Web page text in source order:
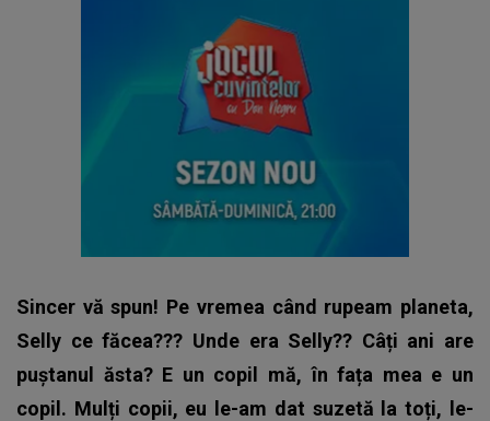
Sincer vă spun! Pe vremea când rupeam planeta,
Selly ce făcea??? Unde era Selly?? Câți ani are
puștanul ăsta? E un copil mă, în fața mea e un
copil. Mulți copii, eu le-am dat suzetă la toți, le-